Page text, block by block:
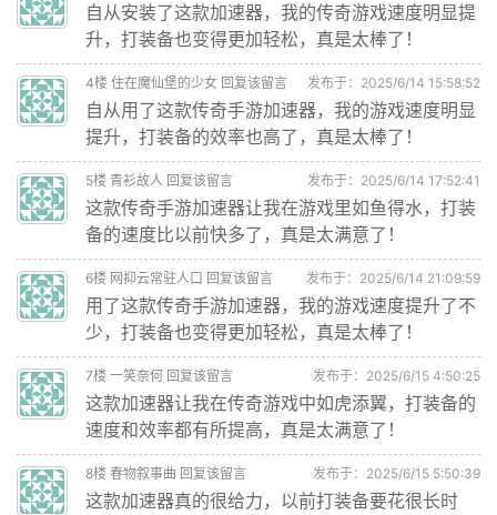
自从安装了这款加速器，我的传奇游戏速度明显提
升，打装备也变得更加轻松，真是太棒了！
4楼 住在魔仙堡的少女 回复该留言 发布于：2025/6/14 15:58:52
自从用了这款传奇手游加速器，我的游戏速度明显
提升，打装备的效率也高了，真是太棒了！
5楼 青衫故人 回复该留言 发布于：2025/6/14 17:52:41
这款传奇手游加速器让我在游戏里如鱼得水，打装
备的速度比以前快多了，真是太满意了！
6楼 网抑云常驻人口 回复该留言 发布于：2025/6/14 21:09:59
用了这款传奇手游加速器，我的游戏速度提升了不
少，打装备也变得更加轻松，真是太棒了！
7楼 一笑奈何 回复该留言 发布于：2025/6/15 4:50:25
这款加速器让我在传奇游戏中如虎添翼，打装备的
速度和效率都有所提高，真是太满意了！
8楼 春物叙事曲 回复该留言 发布于：2025/6/15 5:50:39
这款加速器真的很给力，以前打装备要花很长时